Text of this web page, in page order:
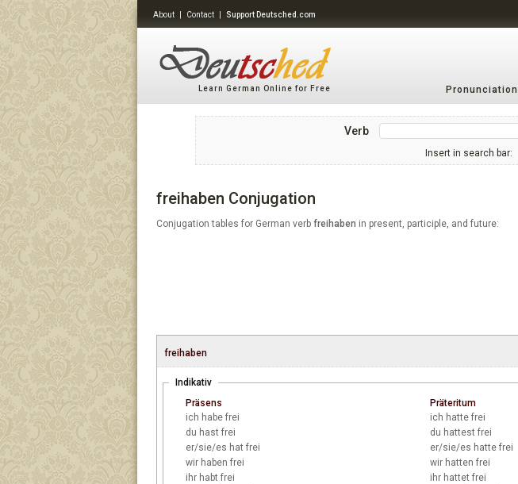
About| Contact| Support Deutsched.com
Learn German Online for Free Pronunciation
Verb
Insert in search bar:
freihaben Conjugation
Conjugation tables for German verbfreihaben in present, participle, and future:
freihaben
Indikativ
Präsens
ich habe frei
du hast frei
er/sie/es hat frei
wir haben frei
ihr habt frei
Präteritum
ich hatte frei
du hattest frei
er/sie/es hatte frei
wirhatten frei
ihrhattet frei